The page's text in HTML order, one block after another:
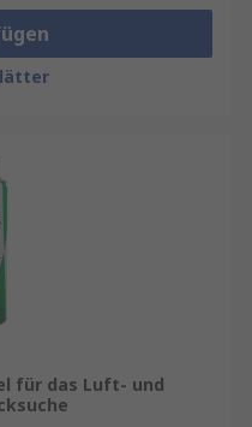
für das Luft- und